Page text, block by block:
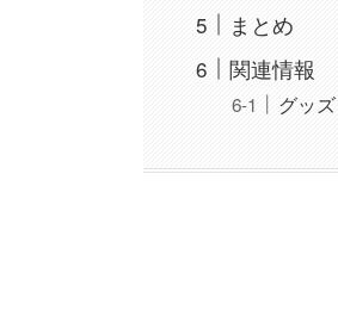
まとめ
関連情報
グッズ